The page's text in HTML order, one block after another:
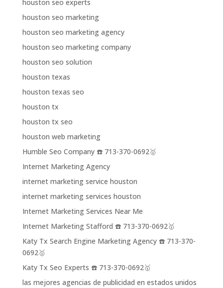
houston seo experts
houston seo marketing
houston seo marketing agency
houston seo marketing company
houston seo solution
houston texas
houston texas seo
houston tx
houston tx seo
houston web marketing
Humble Seo Company ☎️ 713-370-0692🥇
Internet Marketing Agency
internet marketing service houston
internet marketing services houston
Internet Marketing Services Near Me
Internet Marketing Stafford ☎️ 713-370-0692🥇
Katy Tx Search Engine Marketing Agency ☎️ 713-370-
0692🥇
Katy Tx Seo Experts ☎️ 713-370-0692🥇
las mejores agencias de publicidad en estados unidos